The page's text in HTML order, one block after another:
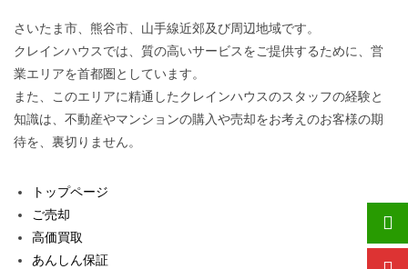
さいたま市、熊谷市、山手線近郊及び周辺地域です。
クレインハウスでは、質の高いサービスをご提供するために、営
業エリアを首都圏としています。
また、このエリアに精通したクレインハウスのスタッフの経験と
知識は、不動産やマンションの購入や売却をお考えのお客様の期
待を、裏切りません。
トップページ
ご売却
高価買取
あんしん保証